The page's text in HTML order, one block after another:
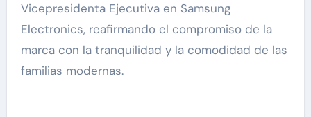
Vicepresidenta Ejecutiva en Samsung
Electronics, reafirmando el compromiso de la
marca con la tranquilidad y la comodidad de las
familias modernas.